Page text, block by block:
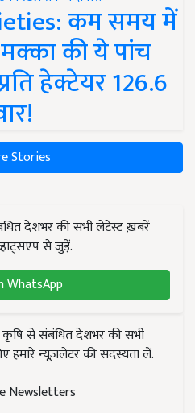
कम समय में
की ये पांच
हेक्टेयर 126.6
Stories
देशभर की सभी लेटेस्ट ख़बरें
से जुड़ें.
WhatsApp
से संबंधित देशभर की सभी
न्यूज़लेटर की सदस्यता लें.
Newsletters